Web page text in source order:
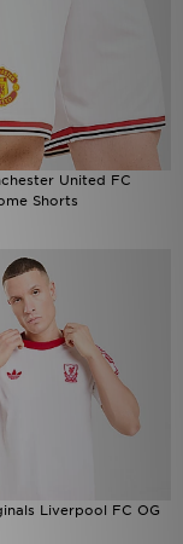
United FC
Shorts
Liverpool FC OG